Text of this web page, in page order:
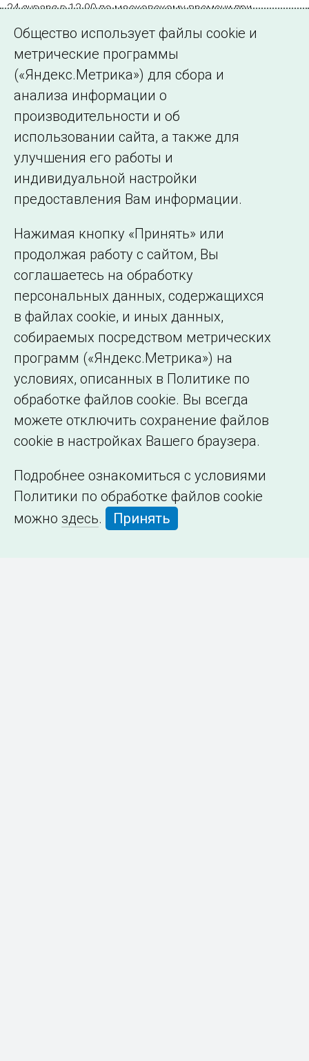
24 января в 12.00 по московскому времени при
среднесуточной температуре -15,1ºС в Калининградской
энергосистеме потребление мощности достигло 827 МВт
Страница 113 из 127.
Назад 1 … 112 113 114 … 127
©2005–2026 АО «СО ЕЭС»
Филиалы и
представительства
образовательной
организации
Общество использует файлы cookie и
метрические программы
(«Яндекс.Метрика») для сбора и
анализа информации о
производительности и об
использовании сайта, а также для
улучшения его работы и
индивидуальной настройки
предоставления Вам информации.
Нажимая кнопку «Принять» или
продолжая работу с сайтом, Вы
соглашаетесь на обработку
персональных данных, содержащихся
в файлах cookie, и иных данных,
собираемых посредством метрических
программ («Яндекс.Метрика») на
условиях, описанных в Политике по
обработке файлов cookie. Вы всегда
можете отключить сохранение файлов
cookie в настройках Вашего браузера.
Подробнее ознакомиться с условиями
Политики по обработке файлов cookie
можно здесь. Принять